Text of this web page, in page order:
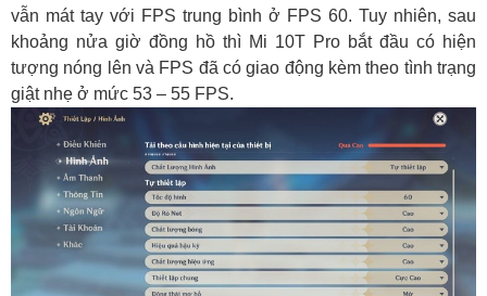
vẫn mát tay với FPS trung bình ở FPS 60. Tuy nhiên, sau
khoảng nửa giờ đồng hồ thì Mi 10T Pro bắt đầu có hiện
tượng nóng lên và FPS đã có giao động kèm theo tình trạng
giật nhẹ ở mức 53 – 55 FPS.